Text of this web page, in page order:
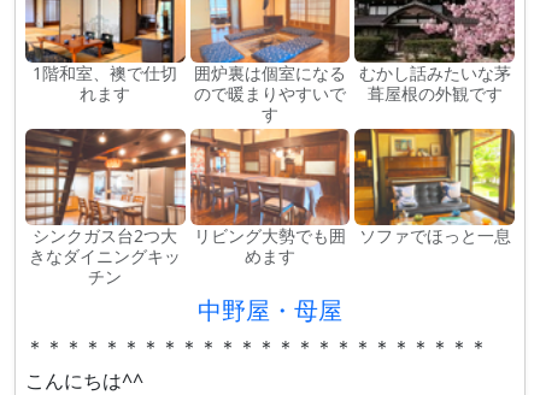
1階和室、襖で仕切
れます
囲炉裏は個室になる
ので暖まりやすいで
す
むかし話みたいな茅
葺屋根の外観です
シンクガス台2つ大
きなダイニングキッ
チン
リビング大勢でも囲
めます
ソファでほっと一息
中野屋・母屋
＊＊＊＊＊＊＊＊＊＊＊＊＊＊＊＊＊＊＊＊＊＊＊＊
こんにちは^^